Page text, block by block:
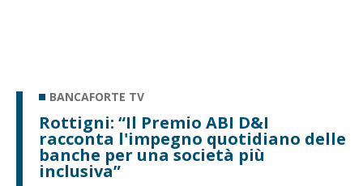
BANCAFORTE TV
Rottigni: “Il Premio ABI D&I
racconta l'impegno quotidiano delle
banche per una società più
inclusiva”